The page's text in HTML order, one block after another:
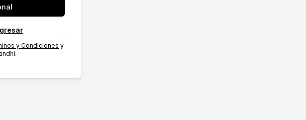
y Condiciones y